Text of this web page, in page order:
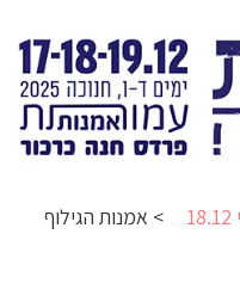
>אמנות הגילוף